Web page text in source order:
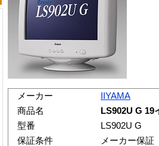
メーカー
IIYAMA
商品名
LS902U G 19
型番
LS902U G
保証条件
メーカー保証